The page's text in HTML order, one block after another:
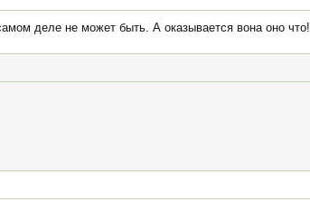
деле не может быть. А оказывается вона оно что!